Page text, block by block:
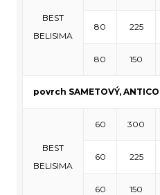
BEST
BELISIMA
80 225
80 150
povrch SAMETOVÝ, ANTICO
BEST
BELISIMA
60 300
60 225
60 150